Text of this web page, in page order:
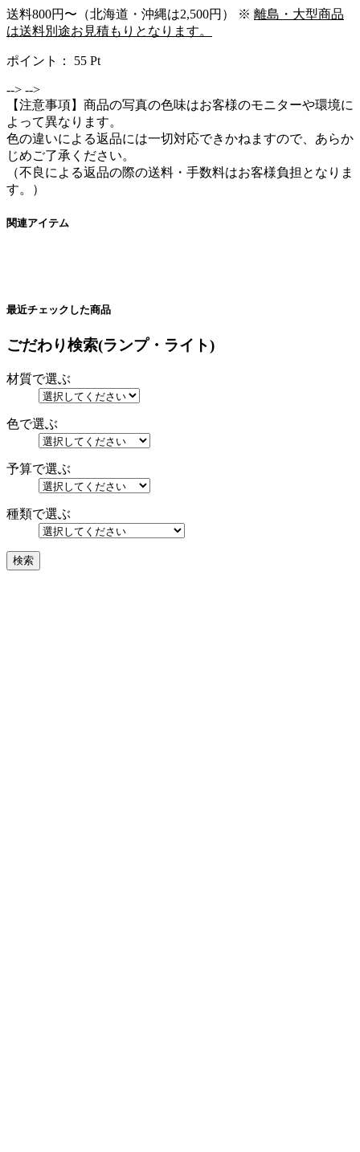
送料800円〜（北海道・沖縄は2,500円） ※ 離島・大型商品
は送料別途お見積もりとなります。
ポイント： 55 Pt
--> -->
【注意事項】商品の写真の色味はお客様のモニターや環境に
よって異なります。
色の違いによる返品には一切対応できかねますので、あらか
じめご了承ください。
（不良による返品の際の送料・手数料はお客様負担となりま
す。）
関連アイテム
最近チェックした商品
ごだわり検索(ランプ・ライト)
材質で選ぶ
色で選ぶ
予算で選ぶ
種類で選ぶ